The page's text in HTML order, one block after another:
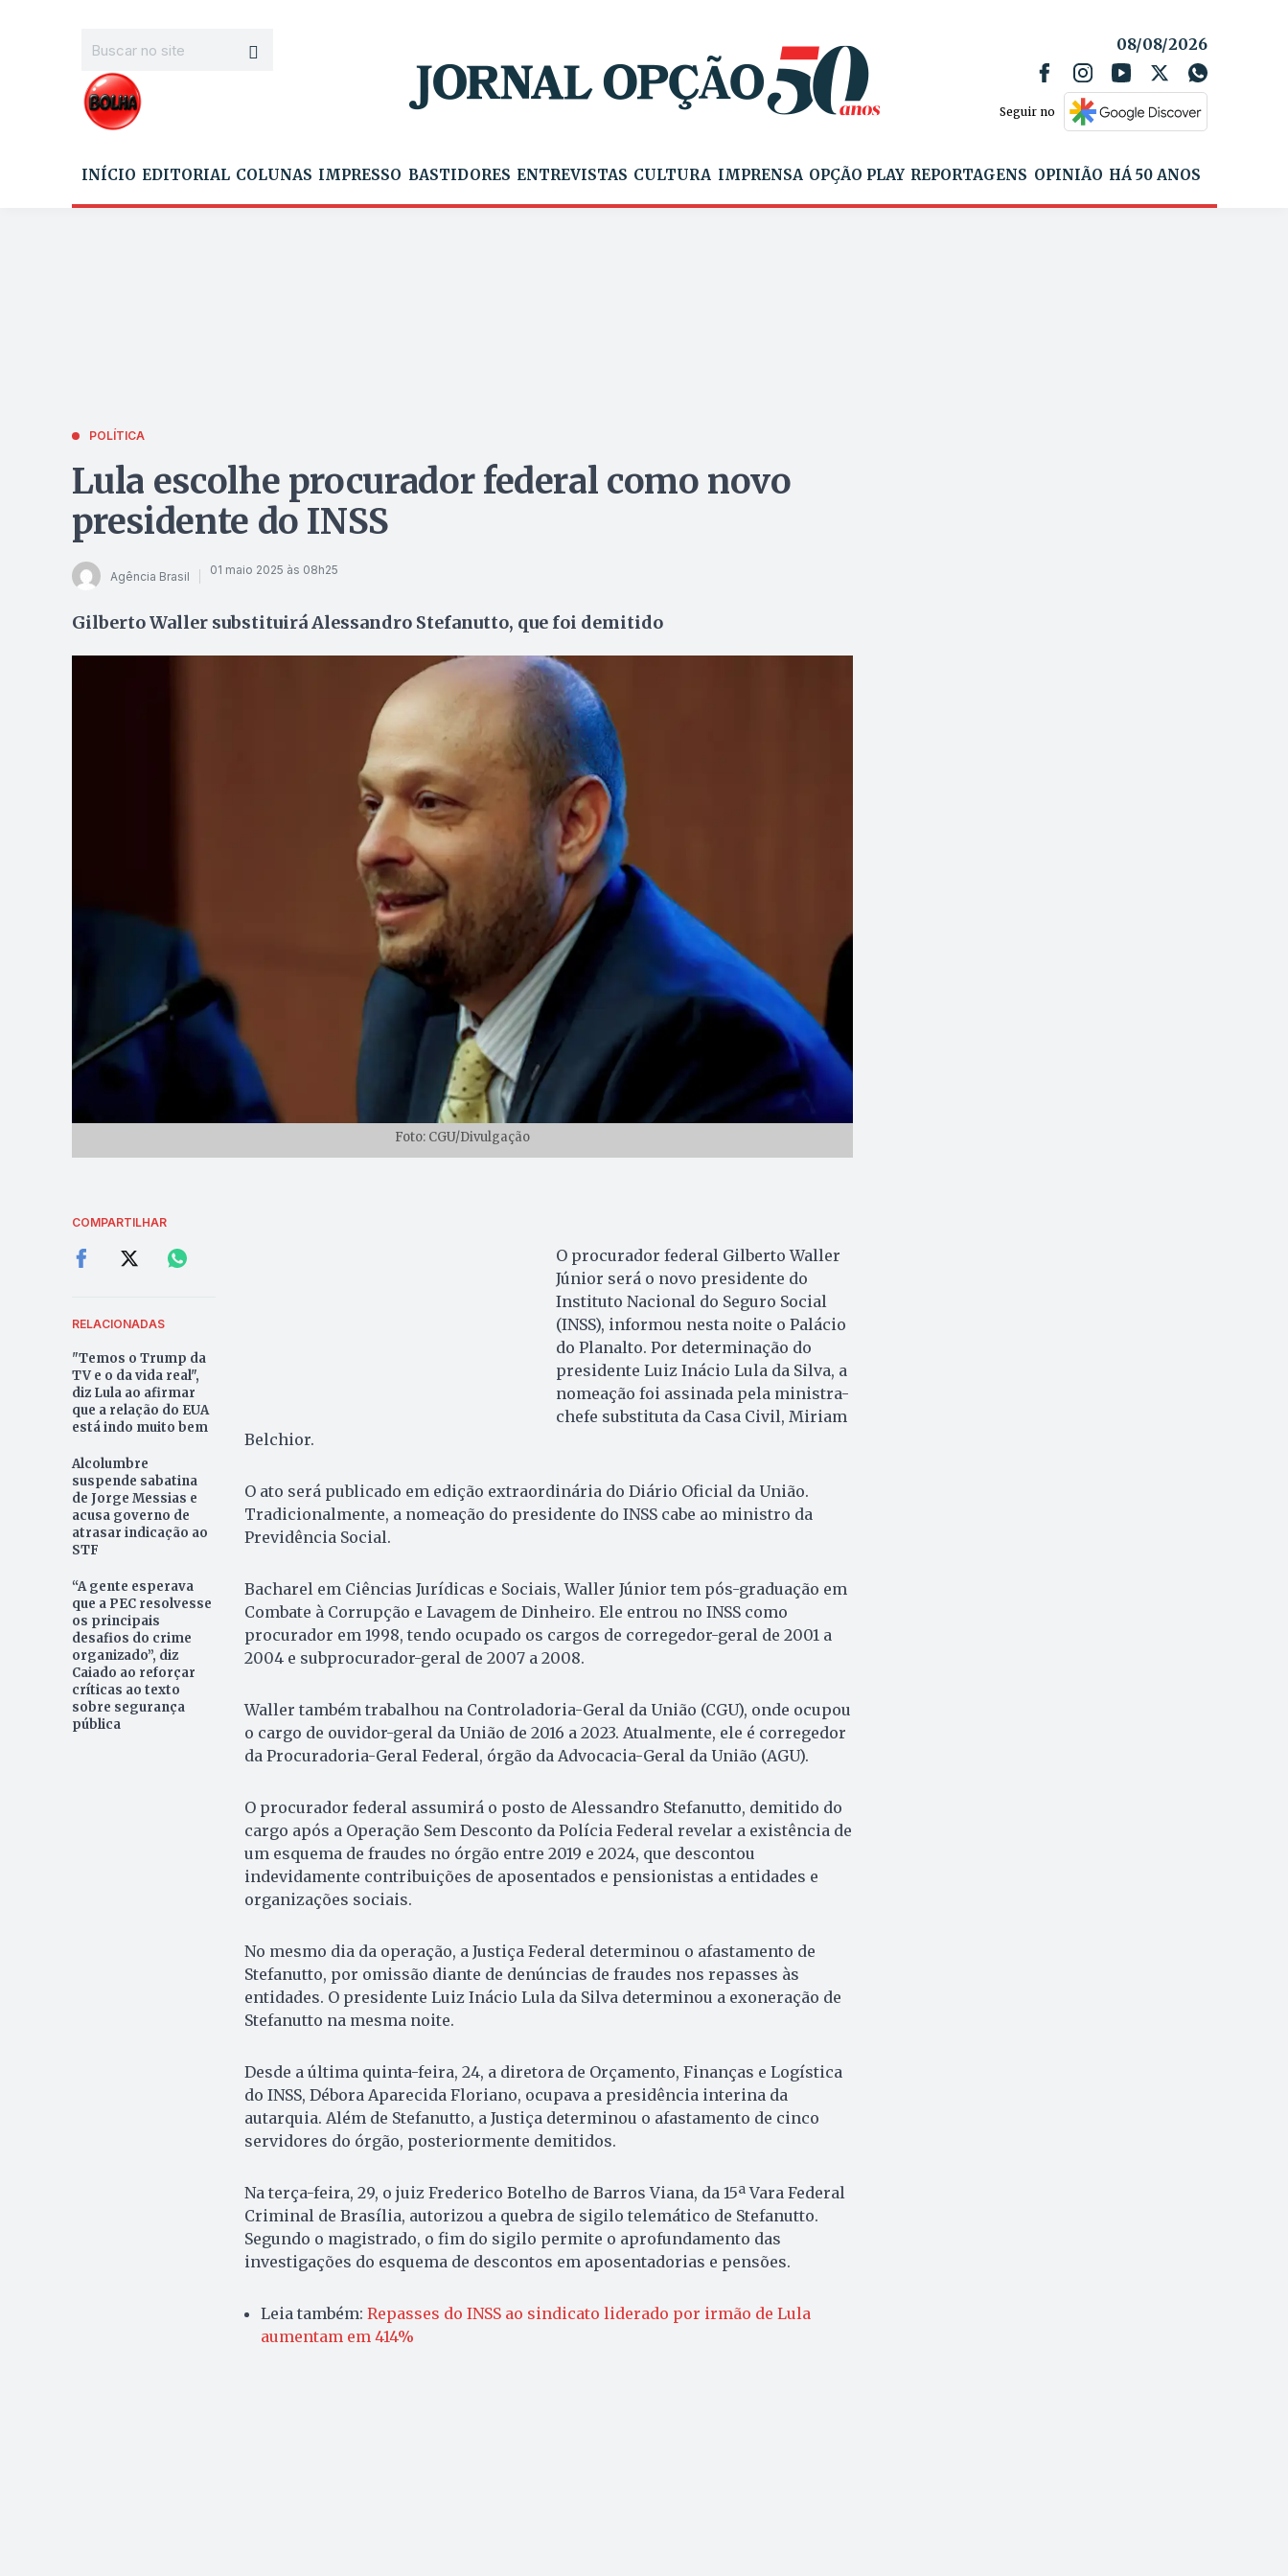
08/08/2026
Seguir no
INÍCIO EDITORIAL COLUNAS IMPRESSO BASTIDORES ENTREVISTAS CULTURA IMPRENSA OPÇÃO PLAY REPORTAGENS OPINIÃO HÁ 50 ANOS
POLÍTICA
Lula escolhe procurador federal como novo
presidente do INSS
Agência Brasil 01 maio 2025 às 08h25
Gilberto Waller substituirá Alessandro Stefanutto, que foi demitido
Foto: CGU/Divulgação
COMPARTILHAR
RELACIONADAS
"Temos o Trump da
TV e o da vida real",
diz Lula ao afirmar
que a relação do EUA
está indo muito bem
Alcolumbre
suspende sabatina
de Jorge Messias e
acusa governo de
atrasar indicação ao
STF
“A gente esperava
que a PEC resolvesse
os principais
desafios do crime
organizado”, diz
Caiado ao reforçar
críticas ao texto
sobre segurança
pública
O procurador federal Gilberto Waller
Júnior será o novo presidente do
Instituto Nacional do Seguro Social
(INSS), informou nesta noite o Palácio
do Planalto. Por determinação do
presidente Luiz Inácio Lula da Silva, a
nomeação foi assinada pela ministra-
chefe substituta da Casa Civil, Miriam
Belchior.
O ato será publicado em edição extraordinária do Diário Oficial da União.
Tradicionalmente, a nomeação do presidente do INSS cabe ao ministro da
Previdência Social.
Bacharel em Ciências Jurídicas e Sociais, Waller Júnior tem pós-graduação em
Combate à Corrupção e Lavagem de Dinheiro. Ele entrou no INSS como
procurador em 1998, tendo ocupado os cargos de corregedor-geral de 2001 a
2004 e subprocurador-geral de 2007 a 2008.
Waller também trabalhou na Controladoria-Geral da União (CGU), onde ocupou
o cargo de ouvidor-geral da União de 2016 a 2023. Atualmente, ele é corregedor
da Procuradoria-Geral Federal, órgão da Advocacia-Geral da União (AGU).
O procurador federal assumirá o posto de Alessandro Stefanutto, demitido do
cargo após a Operação Sem Desconto da Polícia Federal revelar a existência de
um esquema de fraudes no órgão entre 2019 e 2024, que descontou
indevidamente contribuições de aposentados e pensionistas a entidades e
organizações sociais.
No mesmo dia da operação, a Justiça Federal determinou o afastamento de
Stefanutto, por omissão diante de denúncias de fraudes nos repasses às
entidades. O presidente Luiz Inácio Lula da Silva determinou a exoneração de
Stefanutto na mesma noite.
Desde a última quinta-feira, 24, a diretora de Orçamento, Finanças e Logística
do INSS, Débora Aparecida Floriano, ocupava a presidência interina da
autarquia. Além de Stefanutto, a Justiça determinou o afastamento de cinco
servidores do órgão, posteriormente demitidos.
Na terça-feira, 29, o juiz Frederico Botelho de Barros Viana, da 15ª Vara Federal
Criminal de Brasília, autorizou a quebra de sigilo telemático de Stefanutto.
Segundo o magistrado, o fim do sigilo permite o aprofundamento das
investigações do esquema de descontos em aposentadorias e pensões.
Leia também: Repasses do INSS ao sindicato liderado por irmão de Lula
aumentam em 414%